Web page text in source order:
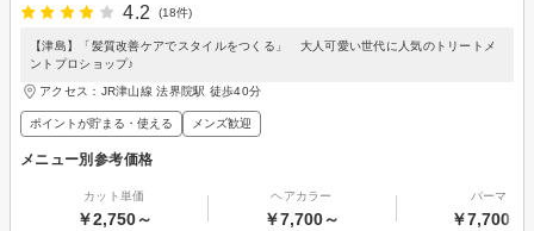
4.2
(18件)
【津島】「髪質改善ケアでスタイルをつくる」 大人可愛い世代に人気のトリートメ
ントプロショップ♪
アクセス：JR津山線 法界院駅 徒歩40分
ポイントが貯まる・使える メンズ歓迎
メニュー別参考価格
カット単価
￥2,750～
ヘアカラー
￥7,700～
パーマ
￥7,700～